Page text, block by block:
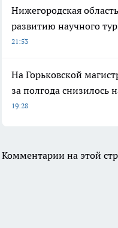
Нижегородская
развитию научного
21:53
На Горьковской
за полгода снизилось
19:28
Комментарии на этой